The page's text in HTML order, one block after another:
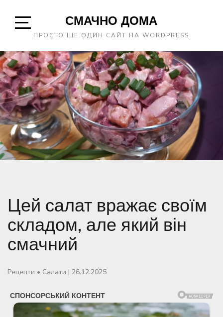
Open
Sidebar
СМАЧНО ДОМА
ПРОСТО ЩЕ ОДИН САЙТ НА WORDPRESS
Цей салат вражає своїм
складом, але який він
смачний
Рецепти • Салати | 26.12.2025